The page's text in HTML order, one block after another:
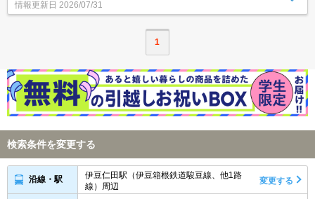
情報更新日 2026/07/31
1
検索条件を変更する
沿線・駅
伊豆仁田駅（伊豆箱根鉄道駿豆線、他1路
線）周辺
変更する